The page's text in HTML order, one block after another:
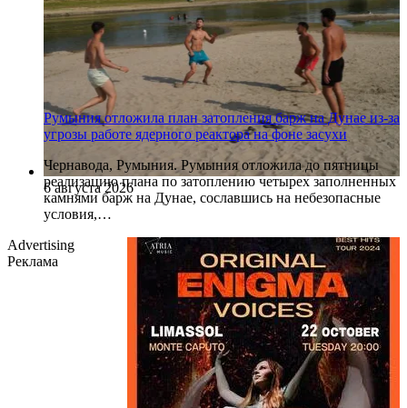
6 августа 2026
Румыния отложила план затопления барж на Дунае из-за
угрозы работе ядерного реактора на фоне засухи
Чернавода, Румыния. Румыния отложила до пятницы
реализацию плана по затоплению четырех заполненных
камнями барж на Дунае, сославшись на небезопасные
условия,…
Advertising
Реклама